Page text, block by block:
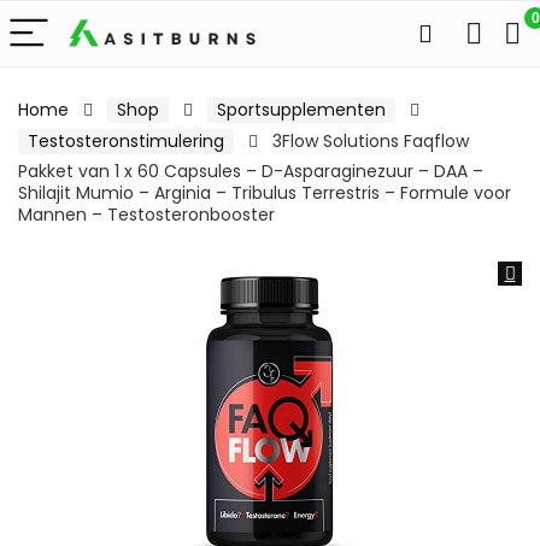
0
Home Shop
Sportsupplementen
Testosteronstimulering
3Flow Solutions Faqflow
Pakket van 1 x 60 Capsules – D-Asparaginezuur – DAA –
Shilajit Mumio – Arginia – Tribulus Terrestris – Formule voor
Mannen – Testosteronbooster